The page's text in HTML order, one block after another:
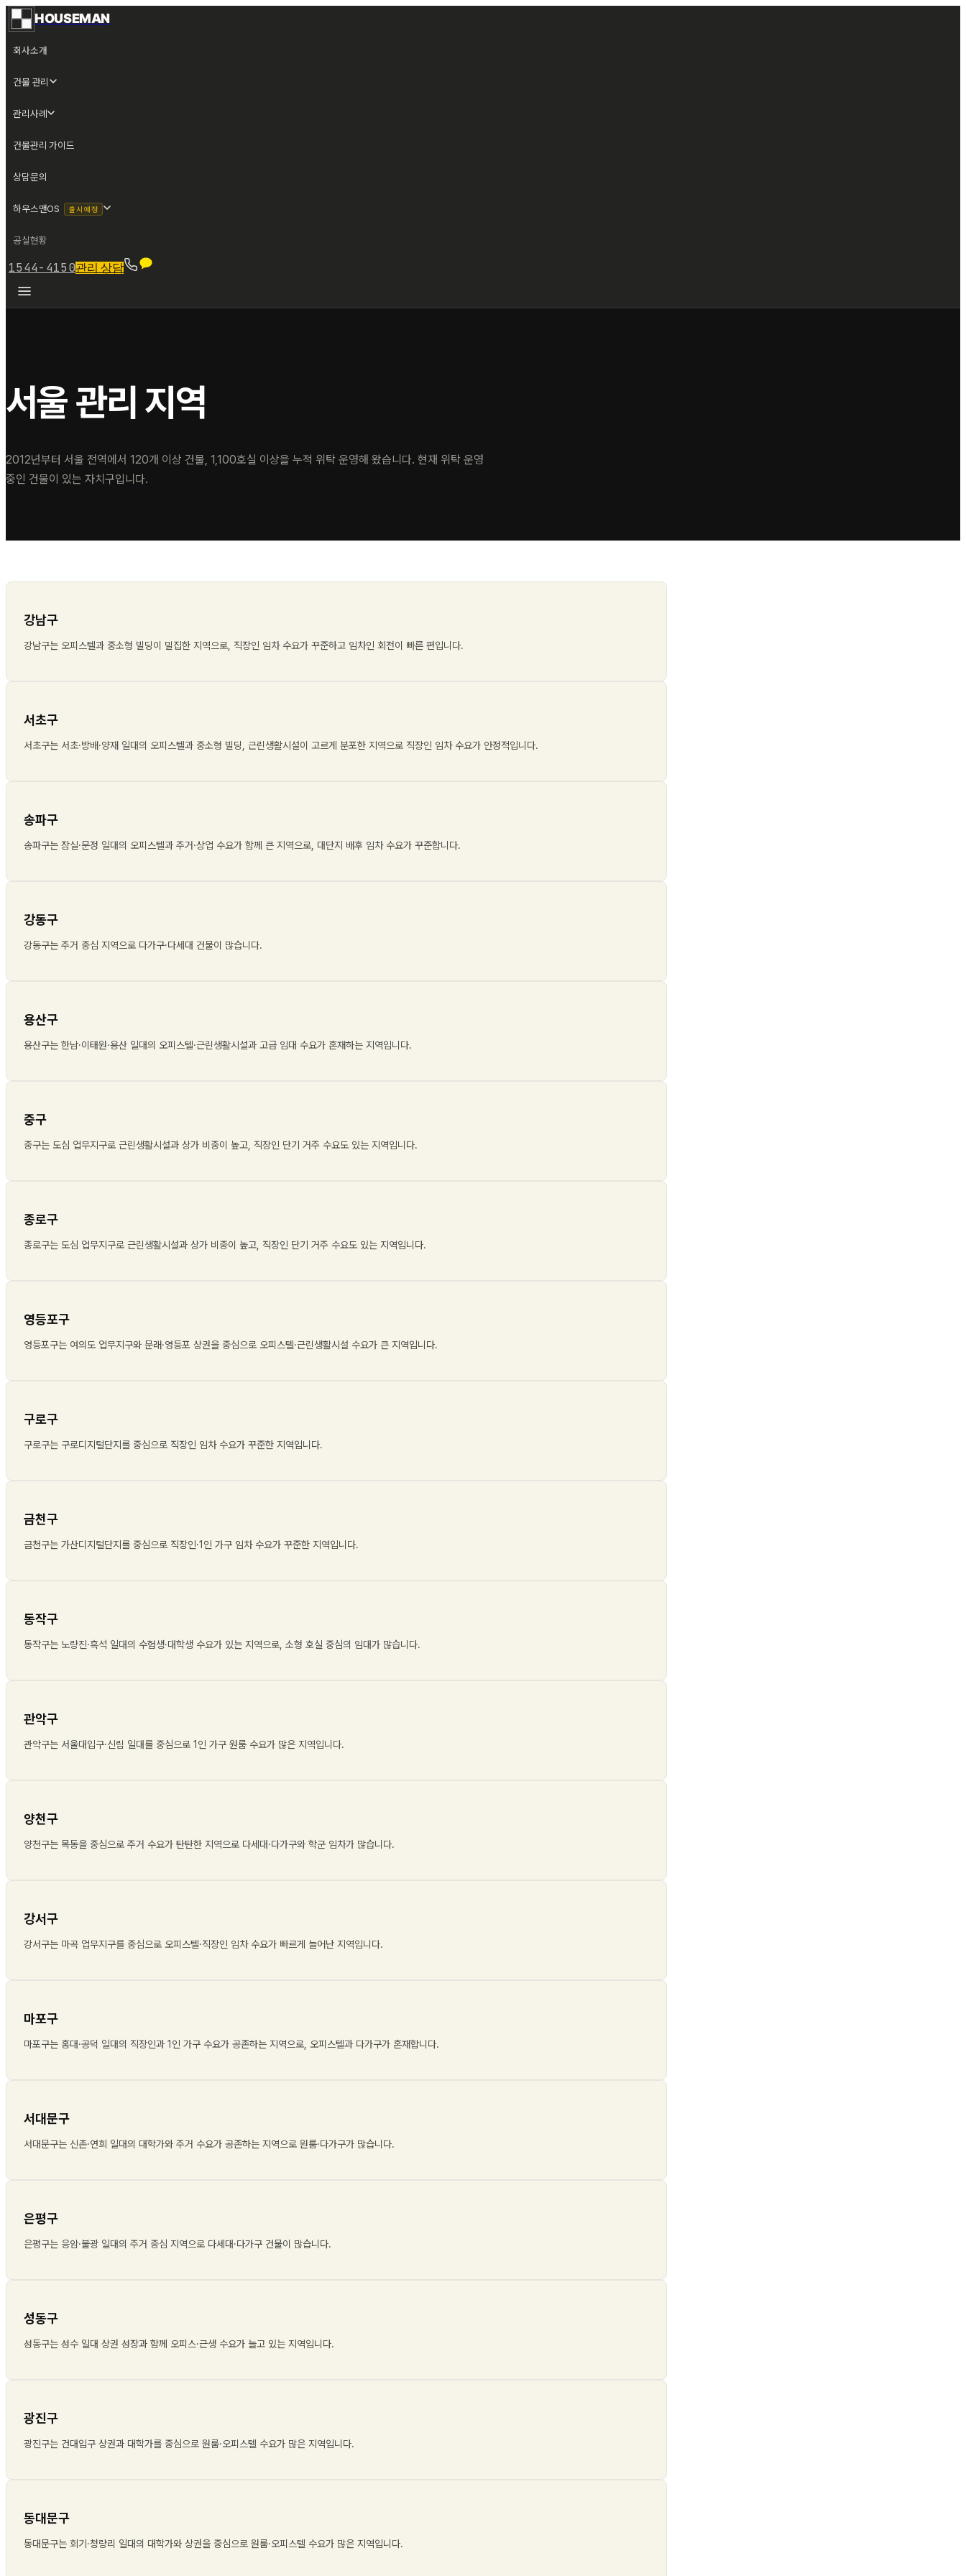
HOUSEMAN
회사소개
건물 관리
관리사례
건물관리 가이드
상담문의
하우스맨OS 출시 예정
공실현황
1544-4150관리 상담
서울 관리 지역
2012년부터 서울 전역에서 120개 이상 건물, 1,100호실 이상을 누적 위탁 운영해 왔습니다. 현재 위탁 운영
중인 건물이 있는 자치구입니다.
강남구
강남구는 오피스텔과 중소형 빌딩이 밀집한 지역으로, 직장인 임차 수요가 꾸준하고 임차인 회전이 빠른 편입니다.
서초구
서초구는 서초·방배·양재 일대의 오피스텔과 중소형 빌딩, 근린생활시설이 고르게 분포한 지역으로 직장인 임차 수요가 안정적입니다.
송파구
송파구는 잠실·문정 일대의 오피스텔과 주거·상업 수요가 함께 큰 지역으로, 대단지 배후 임차 수요가 꾸준합니다.
강동구
강동구는 주거 중심 지역으로 다가구·다세대 건물이 많습니다.
용산구
용산구는 한남·이태원·용산 일대의 오피스텔·근린생활시설과 고급 임대 수요가 혼재하는 지역입니다.
중구
중구는 도심 업무지구로 근린생활시설과 상가 비중이 높고, 직장인 단기 거주 수요도 있는 지역입니다.
종로구
종로구는 도심 업무지구로 근린생활시설과 상가 비중이 높고, 직장인 단기 거주 수요도 있는 지역입니다.
영등포구
영등포구는 여의도 업무지구와 문래·영등포 상권을 중심으로 오피스텔·근린생활시설 수요가 큰 지역입니다.
구로구
구로구는 구로디지털단지를 중심으로 직장인 임차 수요가 꾸준한 지역입니다.
금천구
금천구는 가산디지털단지를 중심으로 직장인·1인 가구 임차 수요가 꾸준한 지역입니다.
동작구
동작구는 노량진·흑석 일대의 수험생·대학생 수요가 있는 지역으로, 소형 호실 중심의 임대가 많습니다.
관악구
관악구는 서울대입구·신림 일대를 중심으로 1인 가구 원룸 수요가 많은 지역입니다.
양천구
양천구는 목동을 중심으로 주거 수요가 탄탄한 지역으로 다세대·다가구와 학군 임차가 많습니다.
강서구
강서구는 마곡 업무지구를 중심으로 오피스텔·직장인 임차 수요가 빠르게 늘어난 지역입니다.
마포구
마포구는 홍대·공덕 일대의 직장인과 1인 가구 수요가 공존하는 지역으로, 오피스텔과 다가구가 혼재합니다.
서대문구
서대문구는 신촌·연희 일대의 대학가와 주거 수요가 공존하는 지역으로 원룸·다가구가 많습니다.
은평구
은평구는 응암·불광 일대의 주거 중심 지역으로 다세대·다가구 건물이 많습니다.
성동구
성동구는 성수 일대 상권 성장과 함께 오피스·근생 수요가 늘고 있는 지역입니다.
광진구
광진구는 건대입구 상권과 대학가를 중심으로 원룸·오피스텔 수요가 많은 지역입니다.
동대문구
동대문구는 회기·청량리 일대의 대학가와 상권을 중심으로 원룸·오피스텔 수요가 많은 지역입니다.